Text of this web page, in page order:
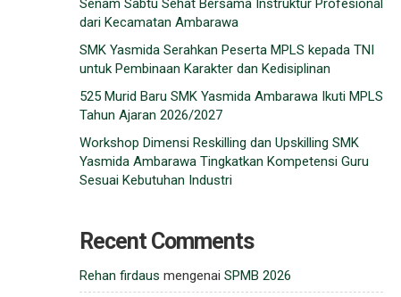
Senam Sabtu Sehat Bersama Instruktur Profesional
dari Kecamatan Ambarawa
SMK Yasmida Serahkan Peserta MPLS kepada TNI
untuk Pembinaan Karakter dan Kedisiplinan
525 Murid Baru SMK Yasmida Ambarawa Ikuti MPLS
Tahun Ajaran 2026/2027
Workshop Dimensi Reskilling dan Upskilling SMK
Yasmida Ambarawa Tingkatkan Kompetensi Guru
Sesuai Kebutuhan Industri
Recent Comments
Rehan firdaus mengenai SPMB 2026